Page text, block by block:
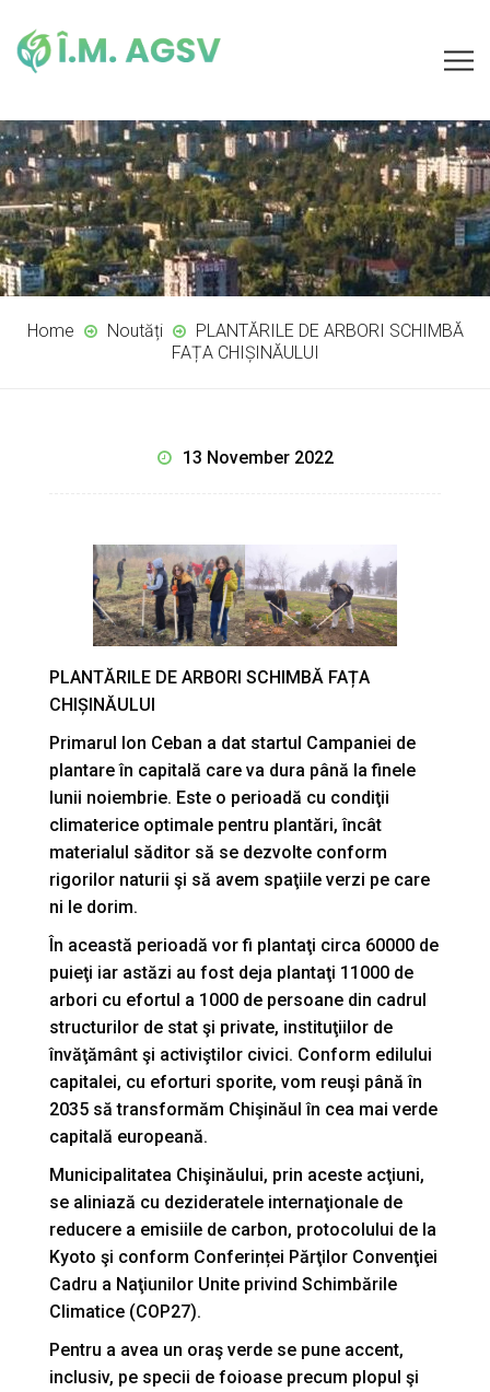
Home Noutăți
PLANTĂRILE DE ARBORI SCHIMBĂ
FAȚA CHIȘINĂULUI
13 November 2022
PLANTĂRILE DE ARBORI SCHIMBĂ FAȚA
CHIȘINĂULUI
Primarul Ion Ceban a dat startul Campaniei de
plantare în capitală care va dura până la finele
lunii noiembrie. Este o perioadă cu condiţii
climaterice optimale pentru plantări, încât
materialul săditor să se dezvolte conform
rigorilor naturii şi să avem spaţiile verzi pe care
ni le dorim.
În această perioadă vor fi plantaţi circa 60000 de
puieţi iar astăzi au fost deja plantaţi 11000 de
arbori cu efortul a 1000 de persoane din cadrul
structurilor de stat şi private, instituţiilor de
învăţământ şi activiştilor civici. Conform edilului
capitalei, cu eforturi sporite, vom reuşi până în
2035 să transformăm Chişinăul în cea mai verde
capitală europeană.
Municipalitatea Chişinăului, prin aceste acţiuni,
se aliniază cu dezideratele internaţionale de
reducere a emisiile de carbon, protocolului de la
Kyoto şi conform Conferinței Părţilor Convenţiei
Cadru a Naţiunilor Unite privind Schimbările
Climatice (COP27).
Pentru a avea un oraş verde se pune accent,
inclusiv, pe specii de foioase precum plopul şi